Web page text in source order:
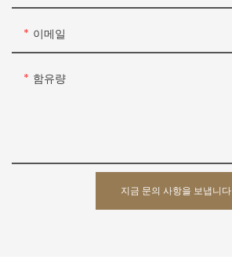
이메일
함유량
지금 문의 사항을 보냅니다